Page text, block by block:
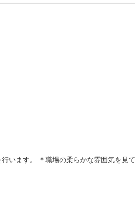
います。 ＊職場の柔らかな雰囲気を見